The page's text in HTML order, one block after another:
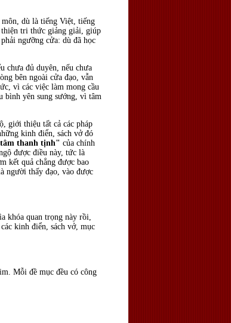
dù là tiếng Việt, tiếng
thiện tri thức giảng giải, giúp
ngưỡng cửa: dù đã học
chưa đủ duyên, nếu chưa
bên ngoài cửa đạo, vẫn
vì các việc làm mong cầu
bình yên sung sướng, vì tâm
giới thiệu tất cả các pháp
kinh điển, sách vở đó
thanh tịnh" của chính
được điều này, tức là
kết quả chẳng được bao
người thấy đạo, vào được
khóa quan trọng này rồi,
kinh điển, sách vở, mục
Mỗi đề mục đều có công